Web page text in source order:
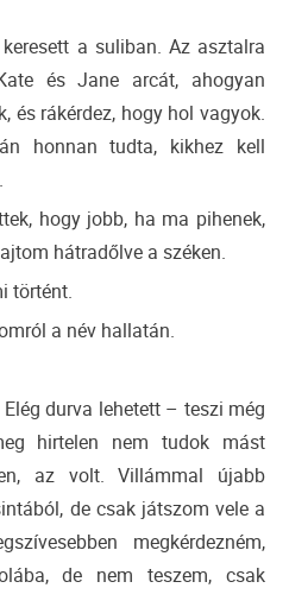
a suliban. Az asztalra
és Jane arcát, ahogyan
és rákérdez, hogy hol vagyok.
honnan tudta, kikhez kell
hogy jobb, ha ma pihenek,
hátradőlve a széken.
történt.
a név hallatán.
durva lehetett – teszi még
hirtelen nem tudok mást
az volt. Villámmal újabb
de csak játszom vele a
megkérdezném,
de nem teszem, csak